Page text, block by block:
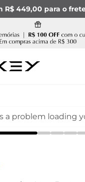
R$ 449,00 para o
a problem loading